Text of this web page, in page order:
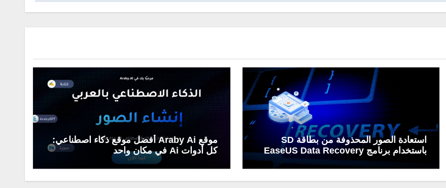
استعادة الصور المحذوفة من بطاقة SD
باستخدام برنامج EaseUS Data Recovery
موقع Araby Ai أفضل موقع ذكاء اصطناعي:
كل أدوات Ai في مكان واحد